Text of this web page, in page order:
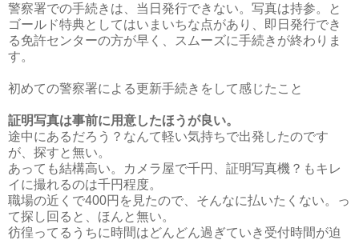
警察署での手続きは、当日発行できない。写真は持参。と
ゴールド特典としてはいまいちな点があり、即日発行でき
る免許センターの方が早く、スムーズに手続きが終わりま
す。
初めての警察署による更新手続きをして感じたこと
証明写真は事前に用意したほうが良い。
途中にあるだろう？なんて軽い気持ちで出発したのです
が、探すと無い。
あっても結構高い。カメラ屋で千円、証明写真機？もキレ
イに撮れるのは千円程度。
職場の近くで400円を見たので、そんなに払いたくない。っ
て探し回ると、ほんと無い。
彷徨ってるうちに時間はどんどん過ぎていき受付時間が迫